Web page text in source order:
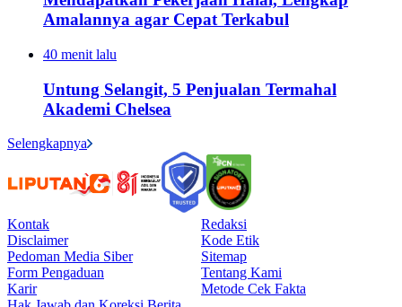
Amalannya agar Cepat Terkabul
40 menit lalu
Untung Selangit, 5 Penjualan Termahal
Akademi Chelsea
Selengkapnya
Kontak
Redaksi
Disclaimer
Kode Etik
Pedoman Media Siber
Sitemap
Form Pengaduan
Tentang Kami
Karir
Metode Cek Fakta